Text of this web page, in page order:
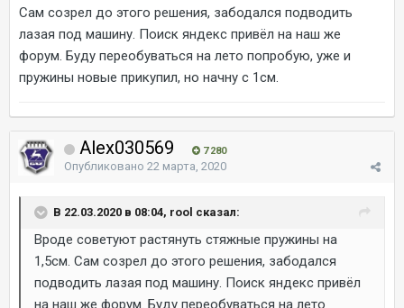
Сам созрел до этого решения, забодался подводить
лазая под машину. Поиск яндекс привёл на наш же
форум. Буду переобуваться на лето попробую, уже и
пружины новые прикупил, но начну с 1см.
Alex030569 7 280
Опубликовано 22 марта, 2020
В 22.03.2020 в 08:04, rool сказал:
Вроде советуют растянуть стяжные пружины на
1,5см. Сам созрел до этого решения, забодался
подводить лазая под машину. Поиск яндекс привёл
на наш же форум. Буду переобуваться на лето